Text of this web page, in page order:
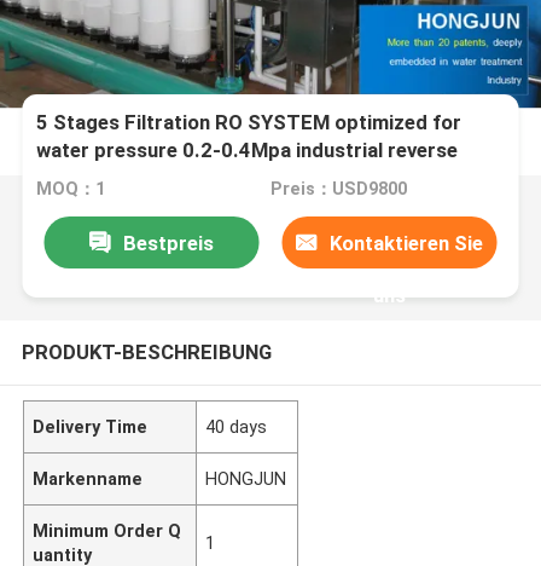
5 Stages Filtration RO SYSTEM optimized for
water pressure 0.2-0.4Mpa industrial reverse
osmosis water filtration system
MOQ：1 Preis：USD9800
Bestpreis Kontaktieren Sie
uns
PRODUKT-BESCHREIBUNG
Delivery Time 40 days
Markenname HONGJUN
Minimum Order Q
uantity
1